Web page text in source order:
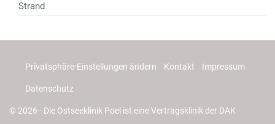
Strand
Privatsphäre-Einstellungen ändern Kontakt Impressum
Datenschutz
© 2026 - Die Ostseeklinik Poel ist eine Vertragsklinik der DAK